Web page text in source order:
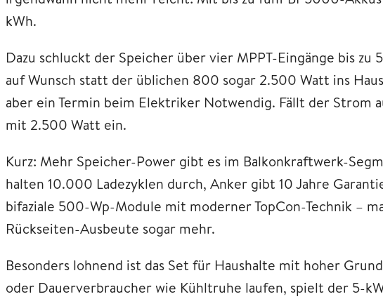
kWh.
Dazu schluckt der Speicher über vier MPPT-Eingänge bis
auf Wunsch statt der üblichen 800 sogar 2.500 Watt ins
aber ein Termin beim Elektriker Notwendig. Fällt der Strom
mit 2.500 Watt ein.
Kurz: Mehr Speicher-Power gibt es im Balkonkraftwerk-
halten 10.000 Ladezyklen durch, Anker gibt 10 Jahre
bifaziale 500-Wp-Module mit moderner TopCon-Technik –
Rückseiten-Ausbeute sogar mehr.
Besonders lohnend ist das Set für Haushalte mit hoher
oder Dauerverbraucher wie Kühltruhe laufen, spielt der 5-